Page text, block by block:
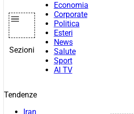
Sezioni
Economia
Corporate
Politica
Esteri
News
Salute
Sport
AI TV
Tendenze
Iran